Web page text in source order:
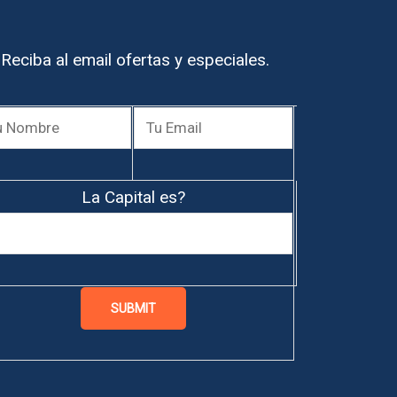
Reciba al email ofertas y especiales.
La Capital es?